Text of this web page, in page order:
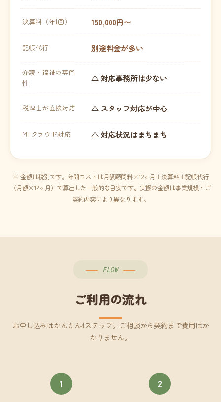
決算料（年1回） 150,000円〜
記帳代行 別途料金が多い
介護・福祉の専門
性
△ 対応事務所は少ない
税理士が直接対応 △ スタッフ対応が中心
MFクラウド対応 △ 対応状況はまちまち
※ 金額は税別です。年間コストは月額顧問料×12ヶ月＋決算料＋記帳代行
（月額×12ヶ月）で算出した一般的な目安です。実際の金額は事業規模・ご
契約内容により異なります。
FLOW
ご利用の流れ
お申し込みはかんたん4ステップ。ご相談から契約まで費用はか
かりません。
1 2